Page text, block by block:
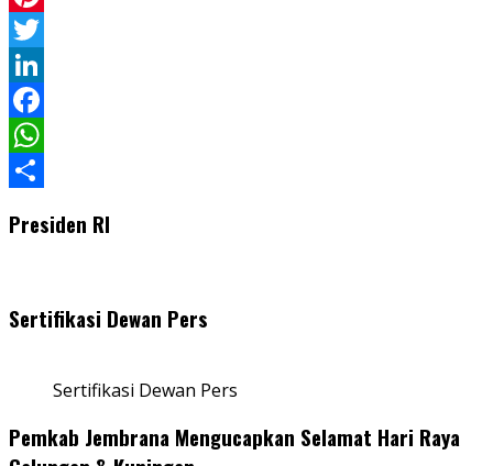
Pinterest
Twitter
LinkedIn
Facebook
WhatsApp
Presiden RI
Sertifikasi Dewan Pers
Sertifikasi Dewan Pers
Pemkab Jembrana Mengucapkan Selamat Hari Raya